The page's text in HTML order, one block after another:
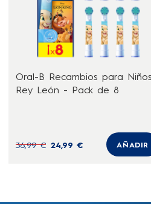
Oral-B Recambios para Niños
Rey León - Pack de 8
36,99 € 24,99 € AÑADIR